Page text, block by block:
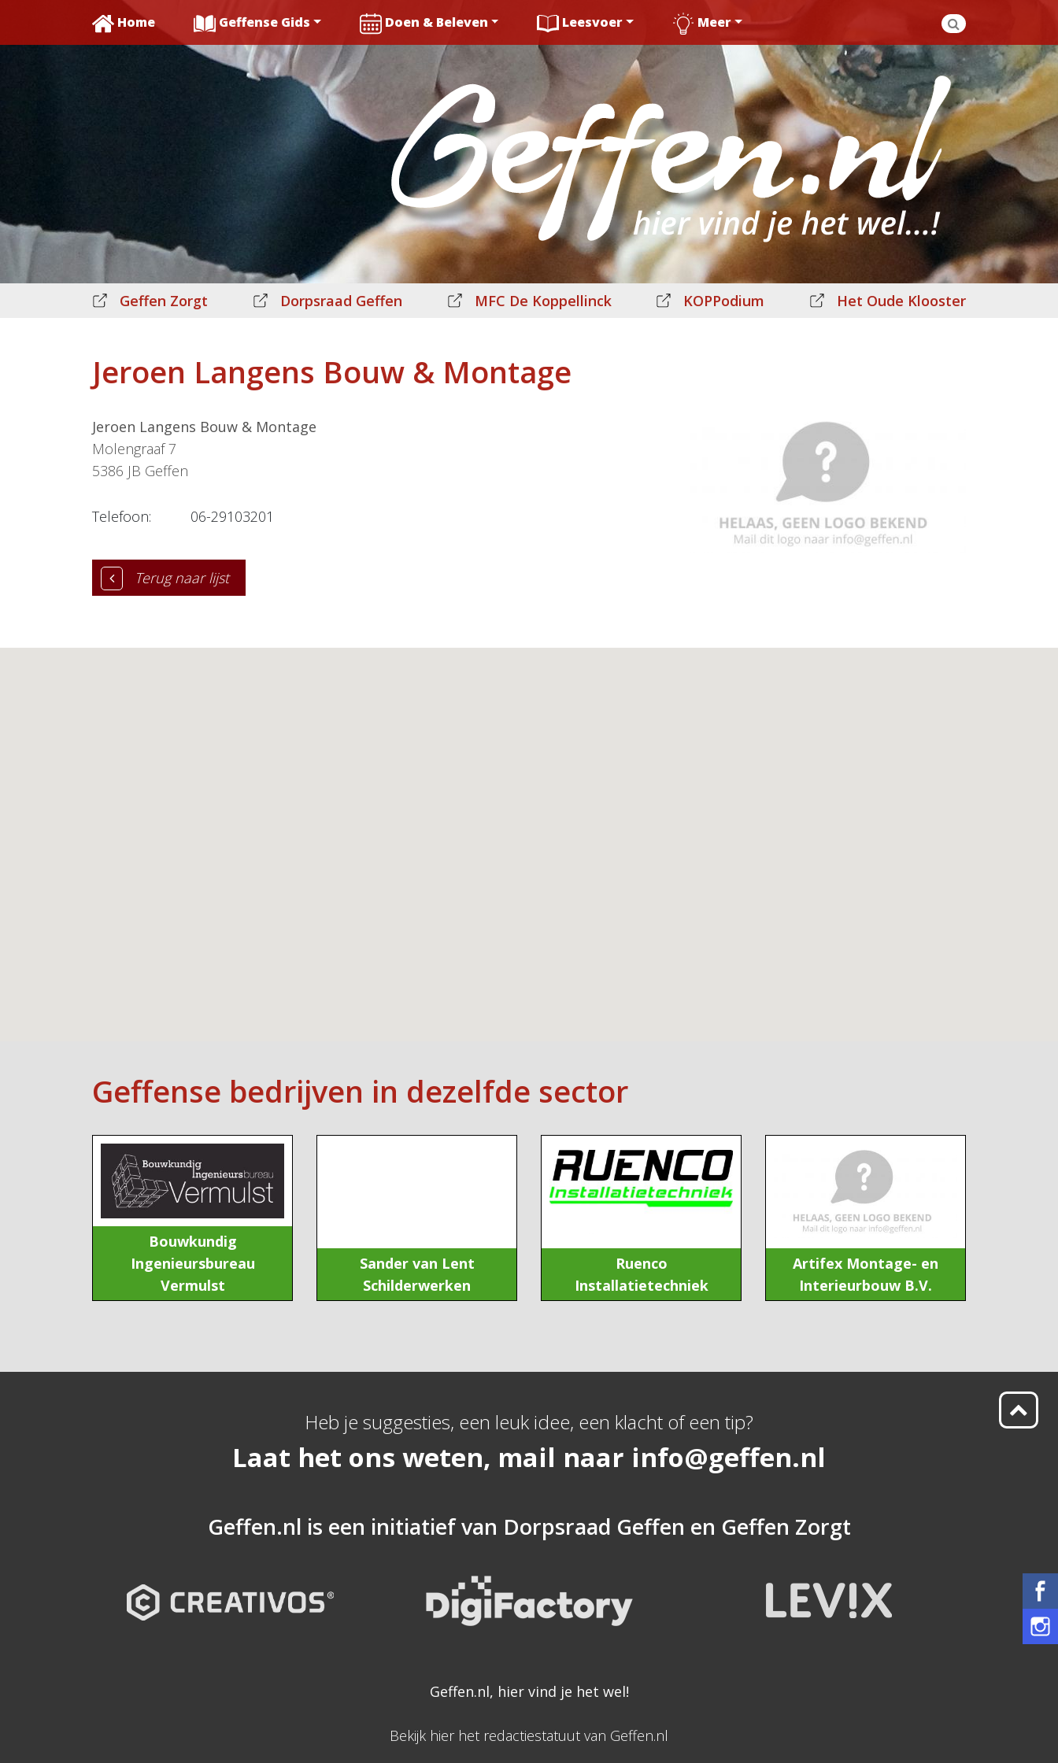
Home Geffense Gids Doen & Beleven Leesvoer Meer
Geffen Zorgt Dorpsraad Geffen MFC De Koppellinck KOPPodium Het Oude Klooster
Jeroen Langens Bouw & Montage
Jeroen Langens Bouw & Montage
Molengraaf 7
5386 JB Geffen
Telefoon: 06-29103201
Terug naar lijst
Geffense bedrijven in dezelfde sector
Bouwkundig
Ingenieursbureau
Vermulst
Sander van Lent
Schilderwerken
Ruenco
Installatietechniek
Artifex Montage- en
Interieurbouw B.V.
Heb je suggesties, een leuk idee, een klacht of een tip?
Laat het ons weten, mail naar info@geffen.nl
Geffen.nl is een initiatief van Dorpsraad Geffen en Geffen Zorgt
Geffen.nl, hier vind je het wel!
Bekijk hier het redactiestatuut van Geffen.nl